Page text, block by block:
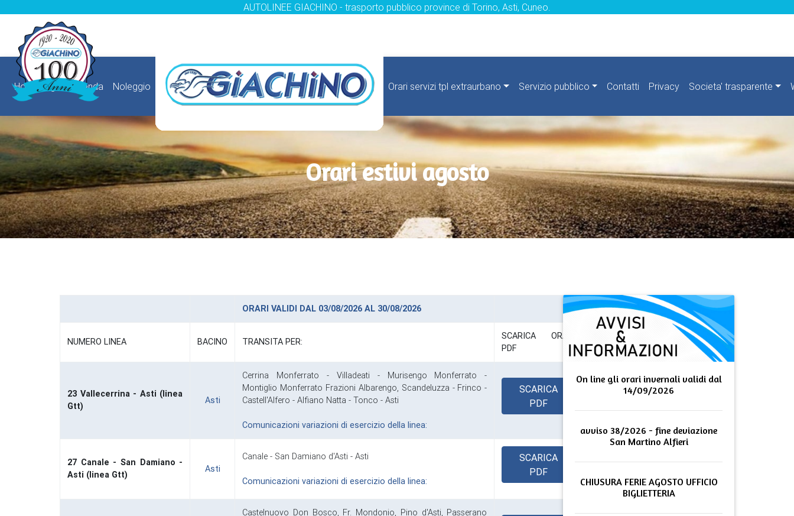
AUTOLINEE GIACHINO - trasporto pubblico province di Torino, Asti, Cuneo.
HomePage Azienda Noleggio Orari servizi tpl extraurbano Servizio pubblico Contatti Privacy Societa' trasparente
Orari estivi agosto
ORARI VALIDI DAL 03/08/2026 AL 30/08/2026
NUMERO LINEA BACINO TRANSITA PER:
SCARICA ORARI
PDF
23 Vallecerrina - Asti (linea
Gtt)
Asti
Cerrina Monferrato - Villadeati - Murisengo Monferrato -
Montiglio Monferrato Frazioni Albarengo, Scandeluzza - Frinco -
Castell'Alfero - Alfiano Natta - Tonco - Asti
Comunicazioni variazioni di esercizio della linea:
SCARICA
PDF
27 Canale - San Damiano -
Asti (linea Gtt)
Asti
Canale - San Damiano d'Asti - Asti
Comunicazioni variazioni di esercizio della linea:
SCARICA
PDF
Castelnuovo Don Bosco, Fr. Mondonio, Pino d'Asti, Passerano
On line gli orari invernali validi dal
14/09/2026
avviso 38/2026 - fine deviazione
San Martino Alfieri
CHIUSURA FERIE AGOSTO UFFICIO
BIGLIETTERIA